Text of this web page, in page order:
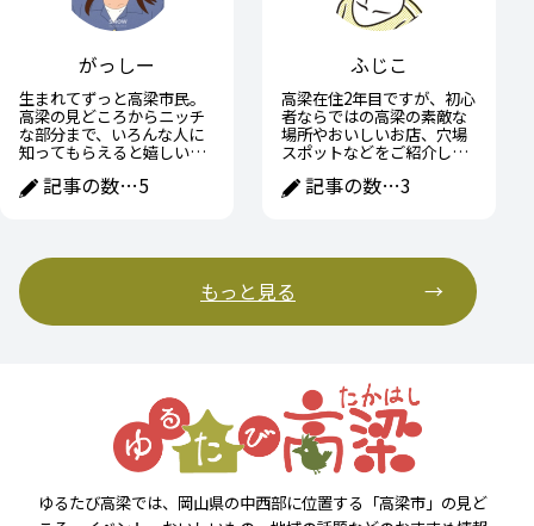
がっしー
生まれてずっと高梁市民。
高梁の見どころからニッチ
な部分まで、いろんな人に
知ってもらえると嬉しいで
記事の数…5
ふじこ
高梁在住2年目ですが、初心
者ならではの高梁の素敵な
場所やおいしいお店、穴場
スポットなどをご紹介して
記事の数…3
もっと見る
ゆるたび高梁では、岡山県の中西部に位置する「高梁市」の見ど